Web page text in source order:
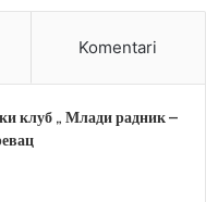
Komentari
клуб „ Млади радник –